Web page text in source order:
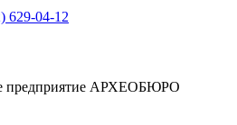
629-04-12
предприятие АРХЕОБЮРО